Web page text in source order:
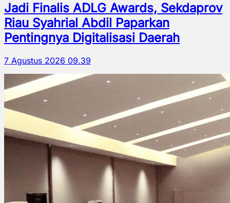
Jadi Finalis ADLG Awards, Sekdaprov
Riau Syahrial Abdil Paparkan
Pentingnya Digitalisasi Daerah
7 Agustus 2026 09.39